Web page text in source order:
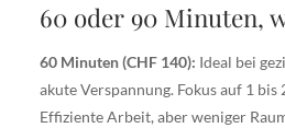
60 oder 90 Minuten,
60 Minuten (CHF 140): Ideal bei
akute Verspannung. Fokus auf 1
Effiziente Arbeit, aber weniger